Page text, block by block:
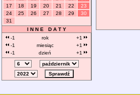
17
18 19 20 21 22
23
24
25 26 27 28 29
30
31
I N N E D A T Y
-1
rok
+1
-1
miesiąc
+1
-1
dzień +1